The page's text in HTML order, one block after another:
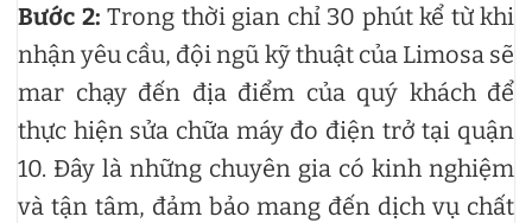
Bước 2: Trong thời gian chỉ 30 phút kể từ khi
nhận yêu cầu, đội ngũ kỹ thuật của Limosa sẽ
mar chạy đến địa điểm của quý khách để
thực hiện sửa chữa máy đo điện trở tại quận
10. Đây là những chuyên gia có kinh nghiệm
và tận tâm, đảm bảo mang đến dịch vụ chất